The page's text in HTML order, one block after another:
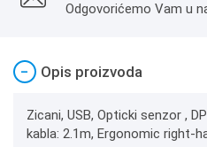
Odgovorićemo Vam u
− Opis proizvoda
Zicani, USB, Opticki senzor ,
kabla: 2.1m, Ergonomic right-